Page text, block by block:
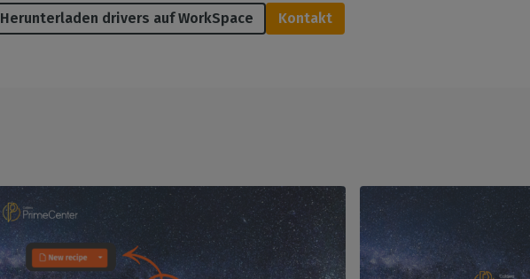
Herunterladen drivers auf WorkSpace Kontakt